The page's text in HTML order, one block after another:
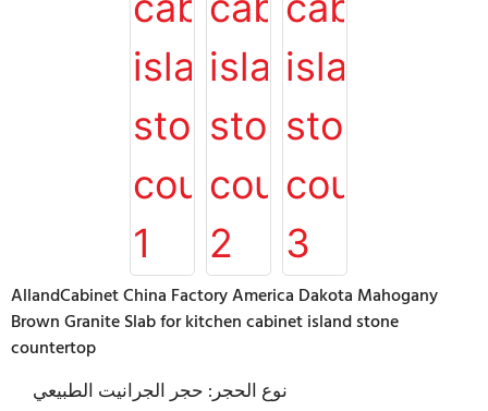
AllandCabinet China Factory America Dakota Mahogany
Brown Granite Slab for kitchen cabinet island stone
countertop
نوع الحجر: حجر الجرانيت الطبيعي